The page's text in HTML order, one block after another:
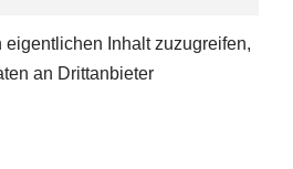
eigentlichen Inhalt zuzugreifen,
an Drittanbieter